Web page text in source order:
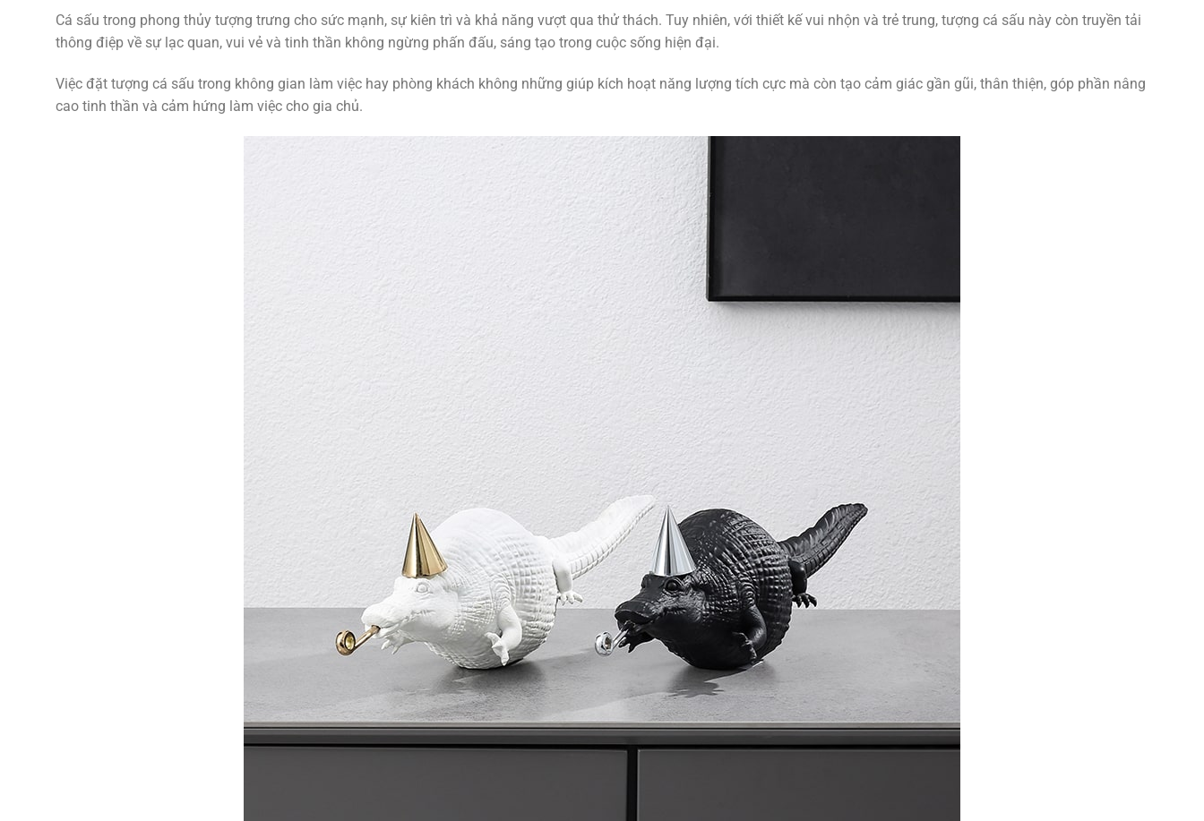
Cá sấu trong phong thủy tượng trưng cho sức mạnh, sự kiên trì và khả năng vượt qua thử thách. Tuy nhiên, với thiết kế vui nhộn và trẻ trung, tượng cá sấu này còn truyền tải
thông điệp về sự lạc quan, vui vẻ và tinh thần không ngừng phấn đấu, sáng tạo trong cuộc sống hiện đại.
Việc đặt tượng cá sấu trong không gian làm việc hay phòng khách không những giúp kích hoạt năng lượng tích cực mà còn tạo cảm giác gần gũi, thân thiện, góp phần nâng
cao tinh thần và cảm hứng làm việc cho gia chủ.